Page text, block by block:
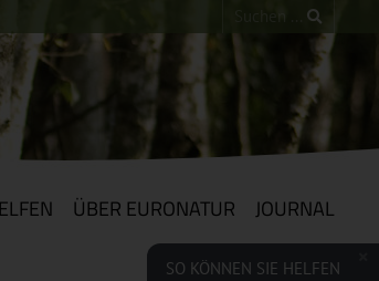
ÜBER EURONATUR JOURNAL
SO KÖNNEN SIE HELFEN